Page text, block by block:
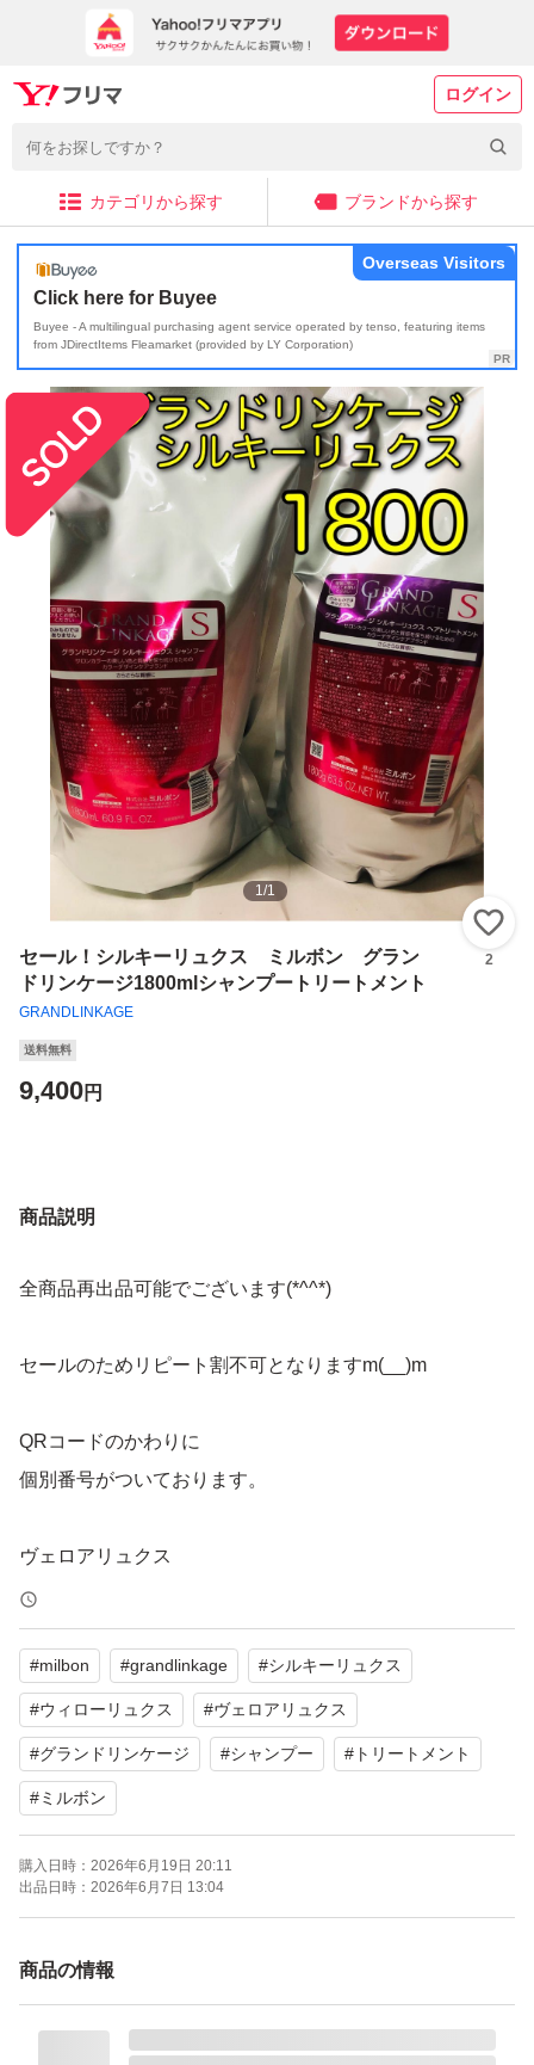
ログイン
カテゴリから探す ブランドから探す
Click here for Buyee
Buyee - A multilingual purchasing agent service operated by tenso, featuring items
from JDirectItems Fleamarket (provided by LY Corporation)
Overseas Visitors
1/1
セール！シルキーリュクス ミルボン グラン
ドリンケージ1800mlシャンプートリートメント
GRANDLINKAGE
2
送料無料
9,400円
商品説明
全商品再出品可能でございます(*^^*)
セールのためリピート割不可となりますm(__)m
QRコードのかわりに
個別番号がついております。
ヴェロアリュクス
ウィローリュクス
シルキーリュクス
各1800mlタイプのシャンプートリートメントのセット
☆バラ売りの場合
トリートメント(1800g) 5880円
合計金額より-500円
他サイズあります
#milbon #grandlinkage #シルキーリュクス
#ウィローリュクス #ヴェロアリュクス
#グランドリンケージ #シャンプー # トリートメント
#ミルボン
購入日時： 2026年6月19日 20:11
出品日時： 2026年6月7日 13:04
商品の情報